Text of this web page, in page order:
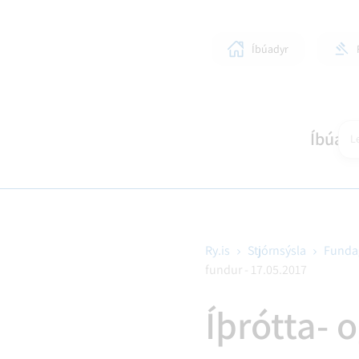
Íbúar
LÍFIÐ Í RANGÁRÞINGI YTRA
Íbúadyr
Ry.is Stjórnsýsla
fundur - 17.05.2017
Íþrótta-